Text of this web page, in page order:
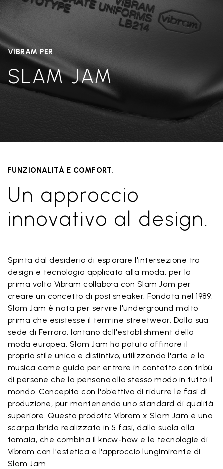
VIBRAM PER
SLAM JAM
FUNZIONALITÀ E COMFORT.
Un approccio
innovativo al design.
Spinta dal desiderio di esplorare l'intersezione tra
design e tecnologia applicata alla moda, per la
prima volta Vibram collabora con Slam Jam per
creare un concetto di post sneaker. Fondata nel 1989,
Slam Jam è nata per servire l'underground molto
prima che esistesse il termine streetwear. Dalla sua
sede di Ferrara, lontano dall'establishment della
moda europea, Slam Jam ha potuto affinare il
proprio stile unico e distintivo, utilizzando l'arte e la
musica come guida per entrare in contatto con tribù
di persone che la pensano allo stesso modo in tutto il
mondo. Concepita con l'obiettivo di ridurre le fasi di
produzione, pur mantenendo uno standard di qualità
superiore. Questo prodotto Vibram x Slam Jam è una
scarpa ibrida realizzata in 5 fasi, dalla suola alla
tomaia, che combina il know-how e le tecnologie di
Vibram con l'estetica e l'approccio lungimirante di
Slam Jam.